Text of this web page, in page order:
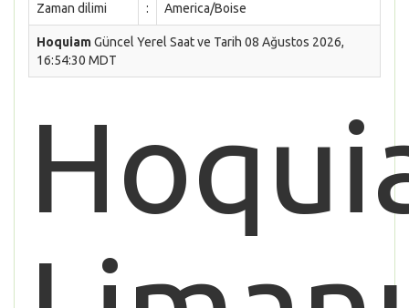
Zaman dilimi : America/Boise
HoquiamGüncel Yerel Saat ve Tarih 08 Ağustos 2026,
16:54:30 MDT